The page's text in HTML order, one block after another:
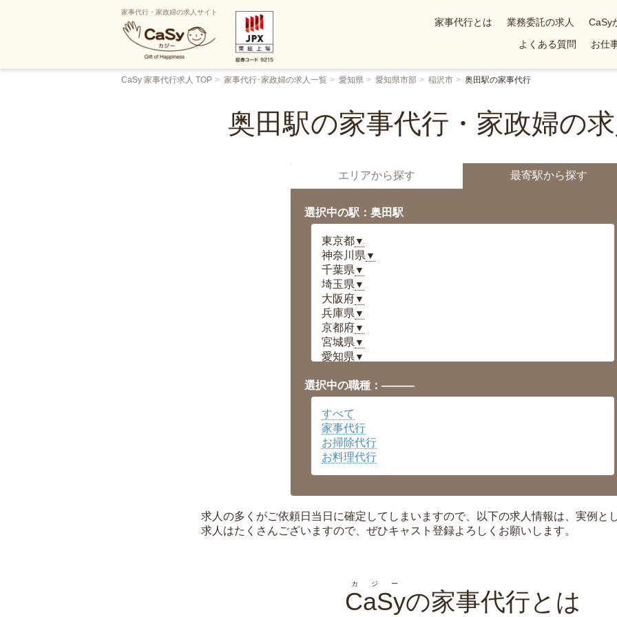
家事代行・家政婦の求人サイト
家事代行とは 業務委託の求人 CaSy
よくある質問
お仕
CaSy 家事代行求人 TOP 家事代行･家政婦の求人一覧 愛知県 愛知県市部 稲沢市 奥田駅の家事代行
奥田駅の家事代行・家政婦の
エリアから探す 最寄駅から探す
選択中の駅：奥田駅
東京都▼
神奈川県 ▼
千葉県 ▼
埼玉県 ▼
大阪府▼
兵庫県 ▼
京都府▼
宮城県 ▼
愛知県 ▼
岡山県▼
広島県▼
沖縄県
選択中の職種：———
すべて
家事代行
お掃除代行
お料理代行
求人の多くがご依頼日当日に確定してしまいますので、以下の求人情報は、実例と
求人はたくさんございますので、ぜひキャスト登録よろしくお願いします。
CaSy
カジー
の家事代行とは